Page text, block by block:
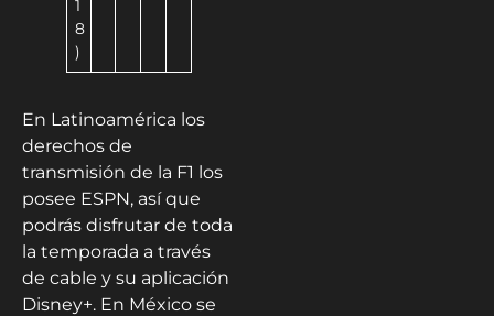
1
8
)
En Latinoamérica los
derechos de
transmisión de la F1 los
posee ESPN, así que
podrás disfrutar de toda
la temporada a través
de cable y su aplicación
Disney+. En México se